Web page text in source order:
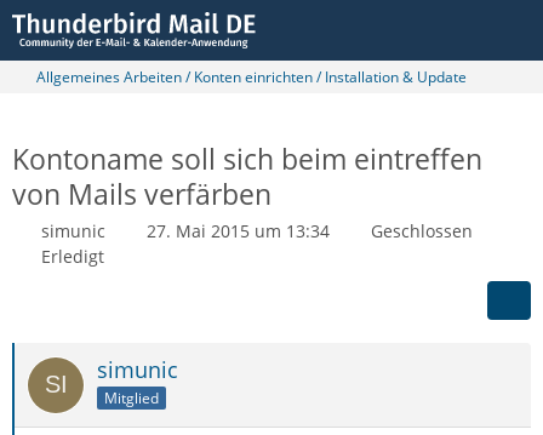
Allgemeines Arbeiten / Konten einrichten / Installation & Update
Kontoname soll sich beim eintreffen
von Mails verfärben
simunic 27. Mai 2015 um 13:34
Geschlossen
Erledigt
simunic
Mitglied